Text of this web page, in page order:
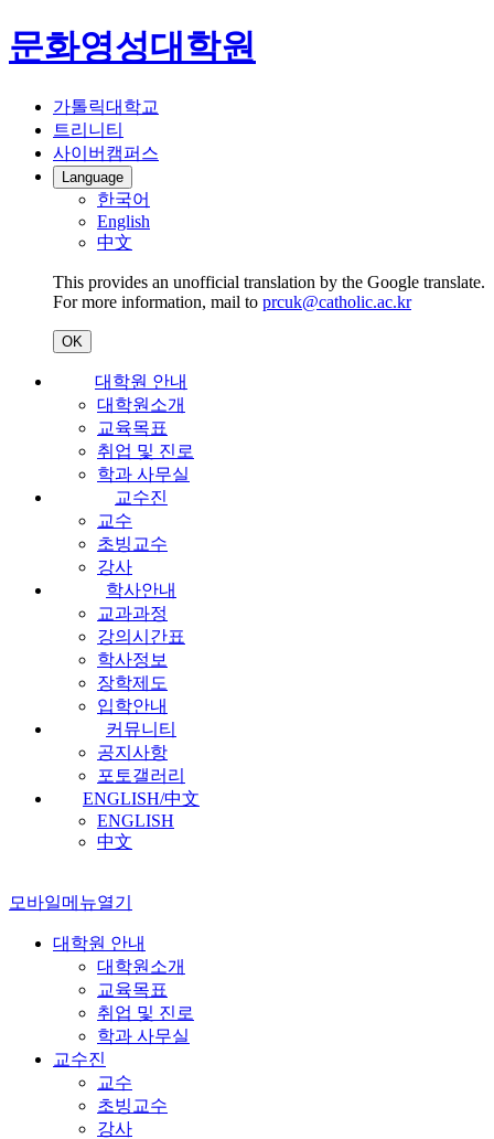
문화영성대학원
가톨릭대학교
트리니티
사이버캠퍼스
Language
한국어
English
中文
This provides an unofficial translation by the Google translate.
For more information, mail to prcuk@catholic.ac.kr
OK
대학원 안내
대학원소개
교육목표
취업 및 진로
학과 사무실
교수진
교수
초빙교수
강사
학사안내
교과과정
강의시간표
학사정보
장학제도
입학안내
커뮤니티
공지사항
포토갤러리
ENGLISH/中文
ENGLISH
中文
모바일메뉴열기
대학원 안내
대학원소개
교육목표
취업 및 진로
학과 사무실
교수진
교수
초빙교수
강사